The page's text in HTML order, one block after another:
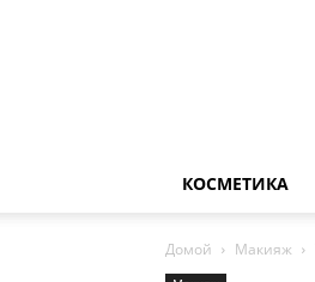
КОСМЕТИКА
Домой Макияж